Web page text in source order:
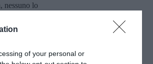
of your personal or
nessuno lo
se era
no. E